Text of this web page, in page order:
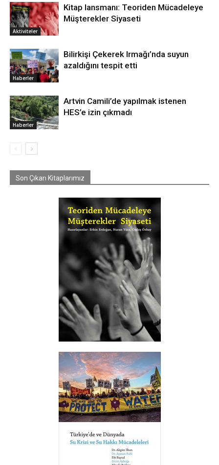
Aktiviteler
Kitap lansmanı: Teoriden Mücadeleye
Müşterekler Siyaseti
Haberler
Bilirkişi Çekerek Irmağı’nda suyun
azaldığını tespit etti
Haberler
Artvin Camili’de yapılmak istenen
HES’e izin çıkmadı
Son Çıkan Kitaplarımız